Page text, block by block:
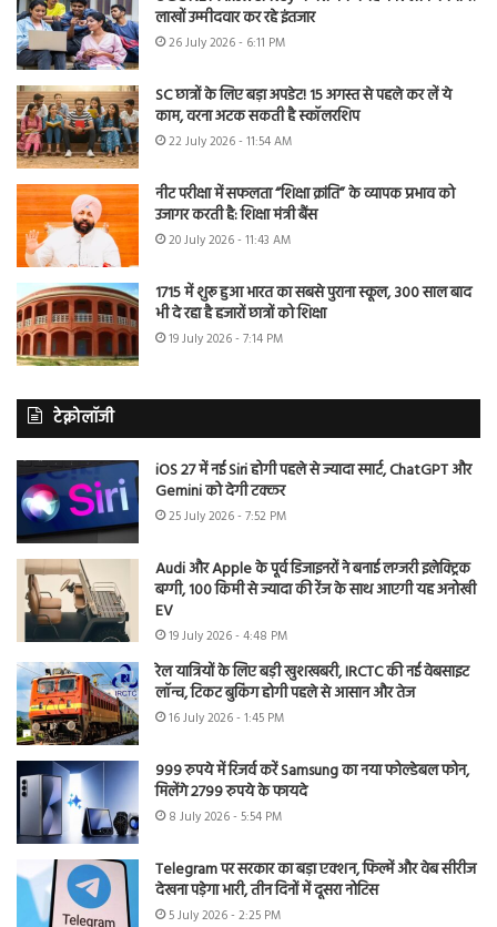
लाखों उम्मीदवार कर रहे इंतजार
26 July 2026 - 6:11 PM
SC छात्रों के लिए बड़ा अपडेट! 15 अगस्त से पहले कर लें ये
काम, वरना अटक सकती है स्कॉलरशिप
22 July 2026 - 11:54 AM
नीट परीक्षा में सफलता “शिक्षा क्रांति” के व्यापक प्रभाव को
उजागर करती है: शिक्षा मंत्री बैंस
20 July 2026 - 11:43 AM
1715 में शुरू हुआ भारत का सबसे पुराना स्कूल, 300 साल बाद
भी दे रहा है हजारों छात्रों को शिक्षा
19 July 2026 - 7:14 PM
टेक्नोलॉजी
iOS 27 में नई Siri होगी पहले से ज्यादा स्मार्ट, ChatGPT और
Gemini को देगी टक्कर
25 July 2026 - 7:52 PM
Audi और Apple के पूर्व डिजाइनरों ने बनाई लग्जरी इलेक्ट्रिक
बग्गी, 100 किमी से ज्यादा की रेंज के साथ आएगी यह अनोखी
EV
19 July 2026 - 4:48 PM
रेल यात्रियों के लिए बड़ी खुशखबरी, IRCTC की नई वेबसाइट
लॉन्च, टिकट बुकिंग होगी पहले से आसान और तेज
16 July 2026 - 1:45 PM
999 रुपये में रिजर्व करें Samsung का नया फोल्डेबल फोन,
मिलेंगे 2799 रुपये के फायदे
8 July 2026 - 5:54 PM
Telegram पर सरकार का बड़ा एक्शन, फिल्में और वेब सीरीज
देखना पड़ेगा भारी, तीन दिनों में दूसरा नोटिस
5 July 2026 - 2:25 PM